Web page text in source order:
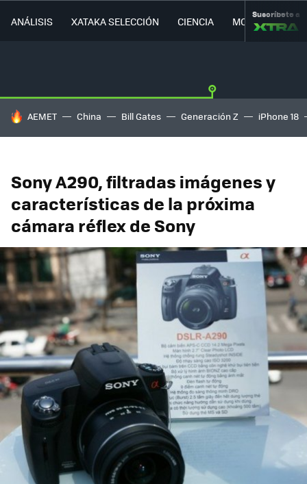
ANÁLISIS XATAKA SELECCIÓN CIENCIA MOVILIDAD
Suscríbete a
HOY SE HABLA DE
AEMET China Bill Gates Generación Z iPhone 18
Sony A290, filtradas imágenes y
características de la próxima
cámara réflex de Sony